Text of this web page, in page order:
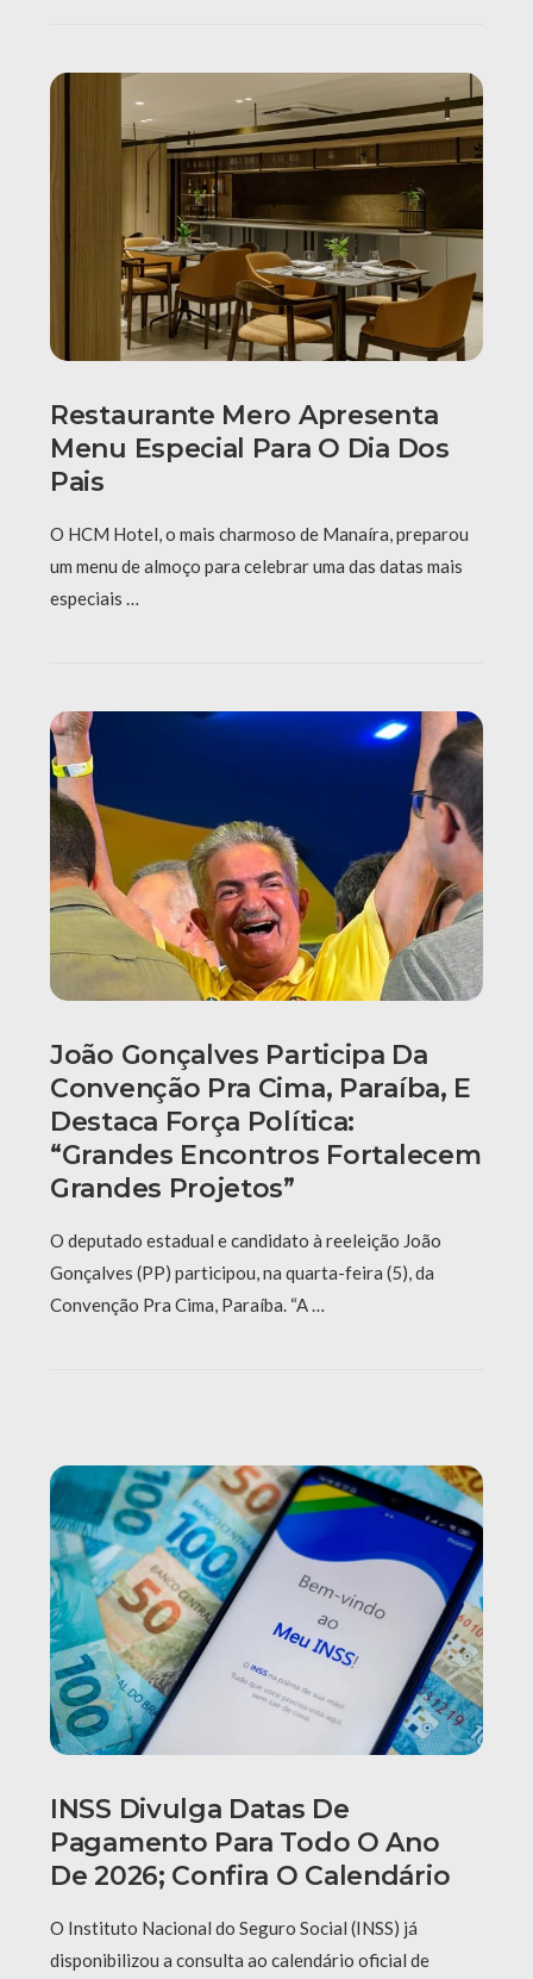
Restaurante Mero Apresenta
Menu Especial Para O Dia Dos
Pais
O HCM Hotel, o mais charmoso de Manaíra, preparou
um menu de almoço para celebrar uma das datas mais
especiais …
João Gonçalves Participa Da
Convenção Pra Cima, Paraíba, E
Destaca Força Política:
“grandes Encontros Fortalecem
Grandes Projetos”
O deputado estadual e candidato à reeleição João
Gonçalves (PP) participou, na quarta-feira (5), da
Convenção Pra Cima, Paraíba. “A …
INSS Divulga Datas De
Pagamento Para Todo O Ano
De 2026; Confira O Calendário
O Instituto Nacional do Seguro Social (INSS) já
disponibilizou a consulta ao calendário oficial de